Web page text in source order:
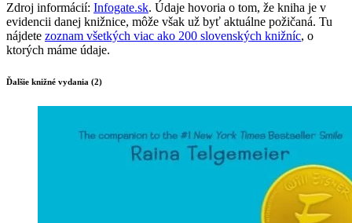
Zdroj informácií: Infogate.sk. Údaje hovoria o tom, že kniha je v
evidencii danej knižnice, môže však už byť aktuálne požičaná. Tu
nájdete zoznam všetkých viac ako 200 slovenských knižníc, o
ktorých máme údaje.
Ďalšie knižné vydania (2)